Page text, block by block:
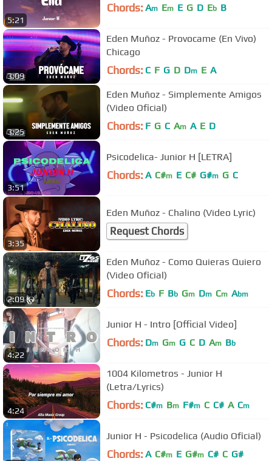
5:21
Chords: Am Em E G D Eb B
3:09
Eden Muñoz - Provocame (En Vivo)
Chicago
Chords: C F G D Dm E A
3:25
Eden Muñoz - Simplemente Amigos
(Video Oficial)
Chords: F G C Am A E D
3:51
Psicodelica- Junior H [LETRA]
Chords: A C#m E C# G#m G C
3:35
Eden Muñoz - Chalino (Video Lyric)
Request Chords
2:09
Eden Muñoz - Como Quieras Quiero
(Video Oficial)
Chords: Eb F Bb Gm Dm Cm Abm
4:22
Junior H - Intro [Official Video]
Chords: Dm Gm G C D Am Bb
4:24
1004 Kilometros - Junior H
(Letra/Lyrics)
Chords: C#m Bm F#m C C# A Cm
Junior H - Psicodelica (Audio Oficial)
Chords: A C#m E G#m C# C G#